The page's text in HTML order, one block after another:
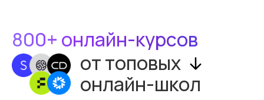
800+ онлайн-курсов
от топовых
онлайн-школ